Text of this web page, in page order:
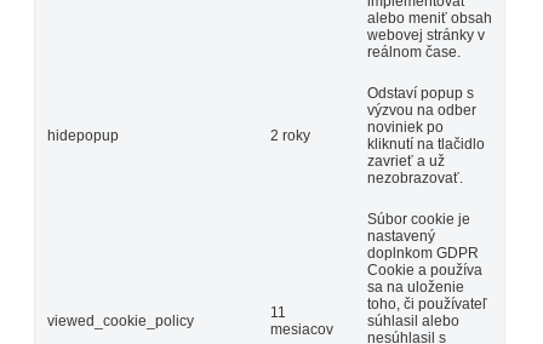
alebo meniť obsah
webovej stránky v
reálnom čase.
hidepopup 2 roky
Odstaví popup s
výzvou na odber
noviniek po
kliknutí na tlačidlo
zavrieť a už
nezobrazovať.
viewed_cookie_policy
11
mesiacov
Súbor cookie je
nastavený
doplnkom GDPR
Cookie a používa
sa na uloženie
toho, či používateľ
súhlasil alebo
nesúhlasil s